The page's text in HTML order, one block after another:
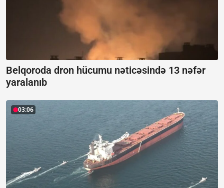
Belqoroda dron hücumu nəticəsində 13 nəfər
yaralanıb
03:06